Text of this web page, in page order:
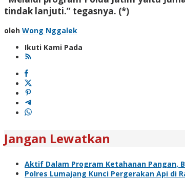
tindak lanjuti.” tegasnya. (*)
oleh Wong Nggalek
Ikuti Kami Pada
Jangan Lewatkan
Aktif Dalam Program Ketahanan Pangan,
Polres Lumajang Kunci Pergerakan Api di